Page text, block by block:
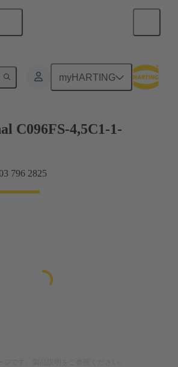
myHARTING
ツー ドーターカード接続
C096FS-4,5C1-1-
796 2825